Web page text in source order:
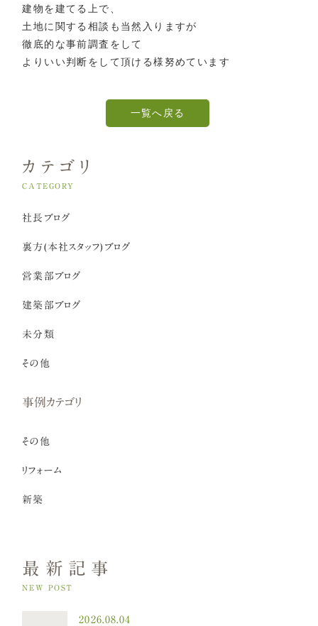
建物を建てる上で、
土地に関する相談も当然入りますが
徹底的な事前調査をして
よりいい判断をして頂ける様努めています
一覧へ戻る
カテゴリ
CATEGORY
社長ブログ
裏方(本社スタッフ)ブログ
営業部ブログ
建築部ブログ
未分類
その他
事例カテゴリ
その他
リフォーム
新築
最新記事
NEW POST
2026.08.04